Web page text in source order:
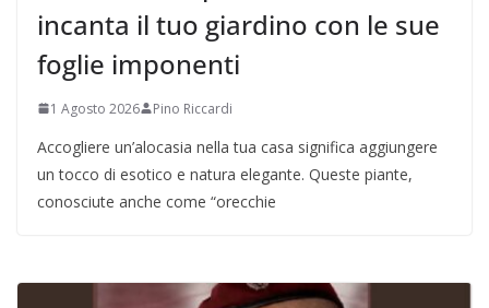
incanta il tuo giardino con le sue
foglie imponenti
1 Agosto 2026 Pino Riccardi
Accogliere un’alocasia nella tua casa significa aggiungere
un tocco di esotico e natura elegante. Queste piante,
conosciute anche come “orecchie